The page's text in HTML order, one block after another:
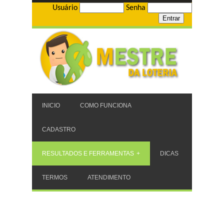
Usuário Senha
INICIO COMO FUNCIONA
CADASTRO
RESULTADOS E FERRAMENTAS DICAS
TERMOS ATENDIMENTO